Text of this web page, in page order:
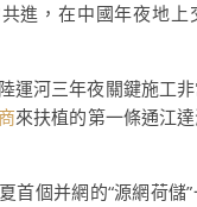
進，在中國年夜地上
運河三年夜關鍵施工
來扶植的第一條通江
首個并網的“源網荷儲